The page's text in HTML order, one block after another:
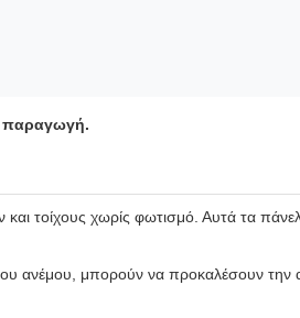
παραγωγή.
τοίχους χωρίς φωτισμό. Αυτά τα πάνελ
του ανέμου, μπορούν να προκαλέσουν